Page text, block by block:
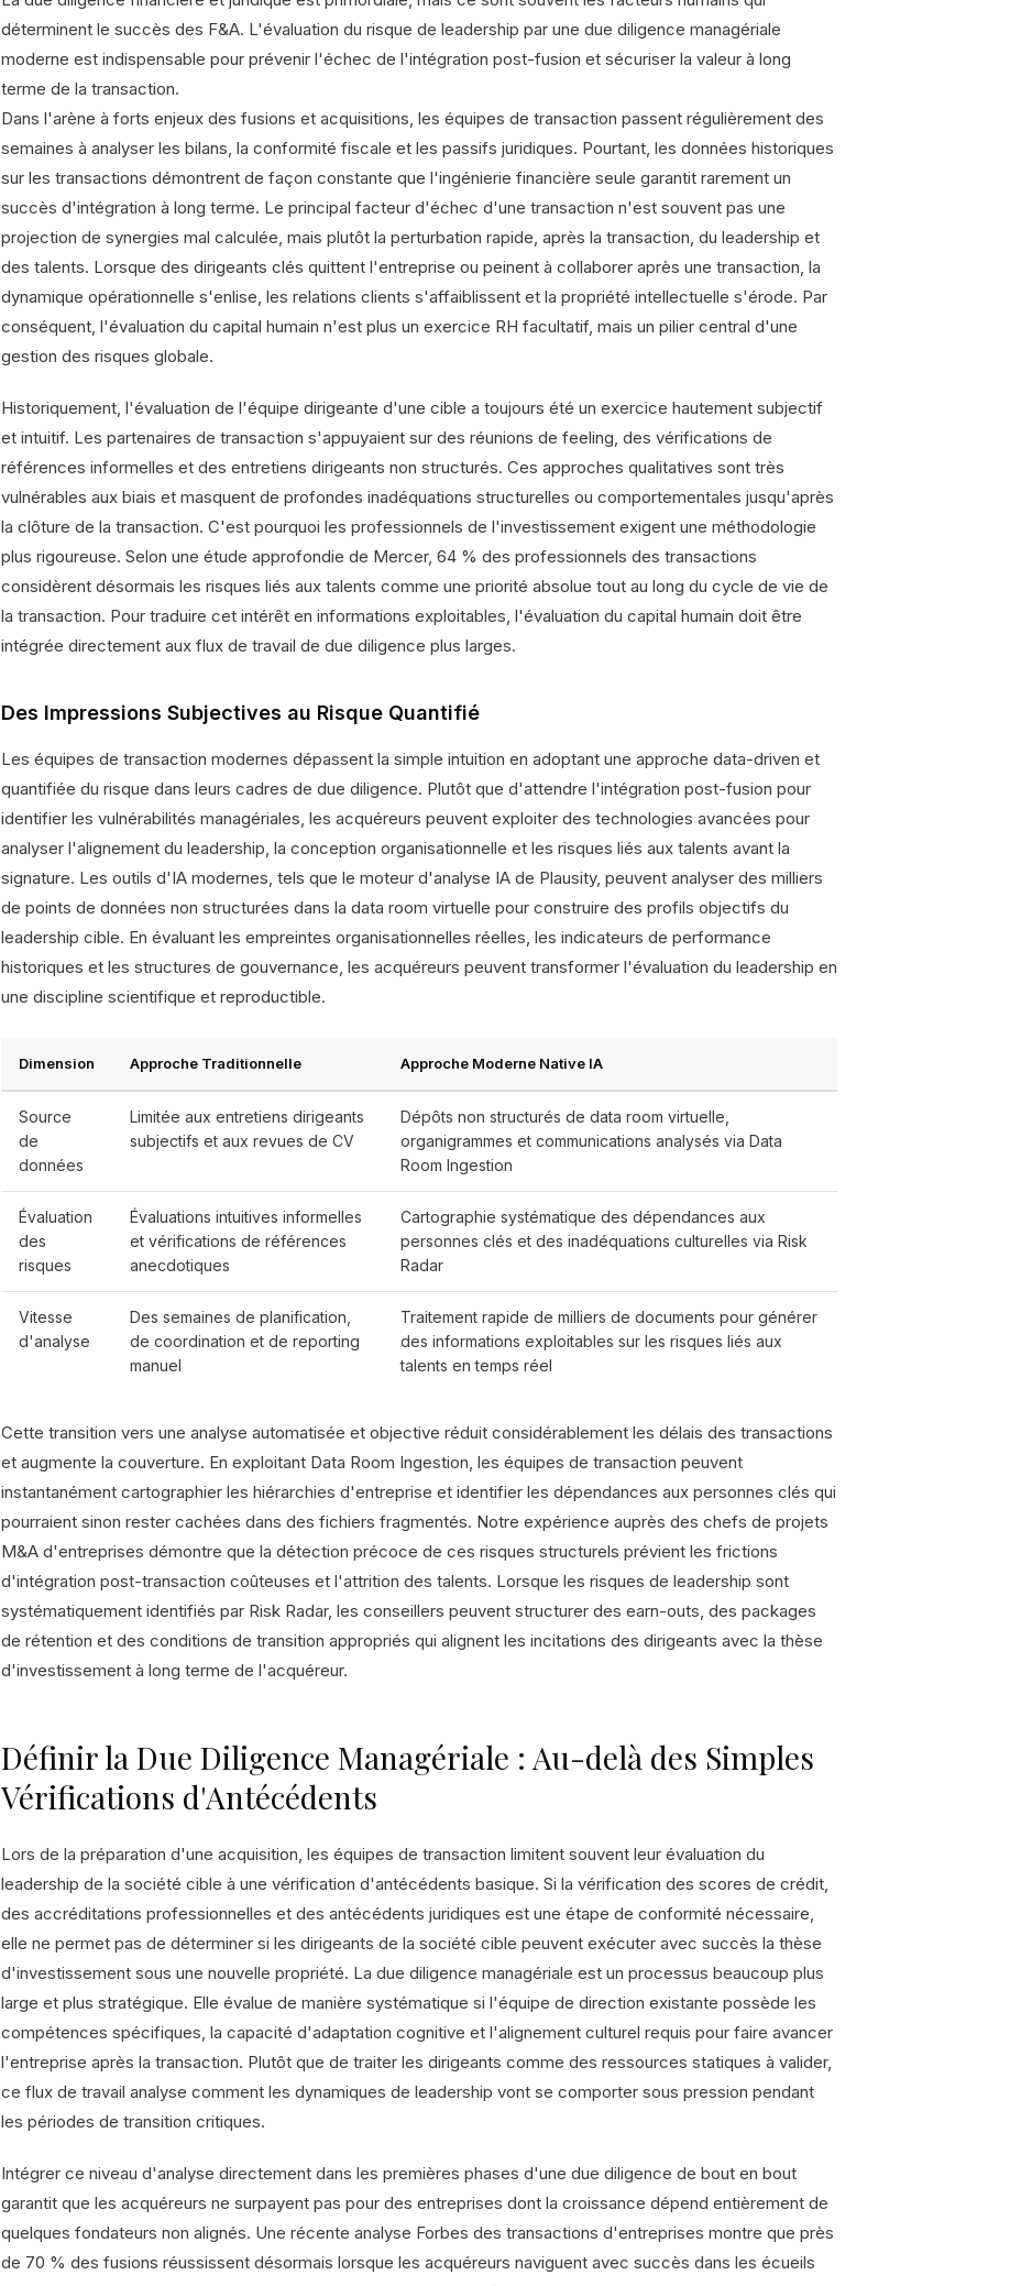
déterminent le succès des F&A. L'évaluation du risque de leadership par une due diligence managériale
moderne est indispensable pour prévenir l'échec de l'intégration post-fusion et sécuriser la valeur à long
terme de la transaction.
Dans l'arène à forts enjeux des fusions et acquisitions, les équipes de transaction passent régulièrement des
semaines à analyser les bilans, la conformité fiscale et les passifs juridiques. Pourtant, les données historiques
sur les transactions démontrent de façon constante que l'ingénierie financière seule garantit rarement un
succès d'intégration à long terme. Le principal facteur d'échec d'une transaction n'est souvent pas une
projection de synergies mal calculée, mais plutôt la perturbation rapide, après la transaction, du leadership et
des talents. Lorsque des dirigeants clés quittent l'entreprise ou peinent à collaborer après une transaction, la
dynamique opérationnelle s'enlise, les relations clients s'affaiblissent et la propriété intellectuelle s'érode. Par
conséquent, l'évaluation du capital humain n'est plus un exercice RH facultatif, mais un pilier central d'une
gestion des risques globale.
Historiquement, l'évaluation de l'équipe dirigeante d'une cible a toujours été un exercice hautement subjectif
et intuitif. Les partenaires de transaction s'appuyaient sur des réunions de feeling, des vérifications de
références informelles et des entretiens dirigeants non structurés. Ces approches qualitatives sont très
vulnérables aux biais et masquent de profondes inadéquations structurelles ou comportementales jusqu'après
la clôture de la transaction. C'est pourquoi les professionnels de l'investissement exigent une méthodologie
plus rigoureuse. Selon une étude approfondie de Mercer, 64 % des professionnels des transactions
considèrent désormais les risques liés aux talents comme une priorité absolue tout au long du cycle de vie de
la transaction. Pour traduire cet intérêt en informations exploitables, l'évaluation du capital humain doit être
intégrée directement aux flux de travail de due diligence plus larges.
Des Impressions Subjectives au Risque Quantifié
Les équipes de transaction modernes dépassent la simple intuition en adoptant une approche data-driven et
quantifiée du risque dans leurs cadres de due diligence. Plutôt que d'attendre l'intégration post-fusion pour
identifier les vulnérabilités managériales, les acquéreurs peuvent exploiter des technologies avancées pour
analyser l'alignement du leadership, la conception organisationnelle et les risques liés aux talents avant la
signature. Les outils d'IA modernes, tels que le moteur d'analyse IA de Plausity, peuvent analyser des milliers
de points de données non structurées dans la data room virtuelle pour construire des profils objectifs du
leadership cible. En évaluant les empreintes organisationnelles réelles, les indicateurs de performance
historiques et les structures de gouvernance, les acquéreurs peuvent transformer l'évaluation du leadership en
une discipline scientifique et reproductible.
Dimension Approche Traditionnelle Approche Moderne Native IA
Source
de
données
Limitée aux entretiens dirigeants
subjectifs et aux revues de CV
Dépôts non structurés de data room virtuelle,
organigrammes et communications analysés via Data
Room Ingestion
Évaluation
des
risques
Évaluations intuitives informelles
et vérifications de références
anecdotiques
Cartographie systématique des dépendances aux
personnes clés et des inadéquations culturelles via Risk
Radar
Vitesse
d'analyse
Des semaines de planification,
de coordination et de reporting
manuel
Traitement rapide de milliers de documents pour générer
des informations exploitables sur les risques liés aux
talents en temps réel
Cette transition vers une analyse automatisée et objective réduit considérablement les délais des transactions
et augmente la couverture. En exploitant Data Room Ingestion, les équipes de transaction peuvent
instantanément cartographier les hiérarchies d'entreprise et identifier les dépendances aux personnes clés qui
pourraient sinon rester cachées dans des fichiers fragmentés. Notre expérience auprès des chefs de projets
M&A d'entreprises démontre que la détection précoce de ces risques structurels prévient les frictions
d'intégration post-transaction coûteuses et l'attrition des talents. Lorsque les risques de leadership sont
systématiquement identifiés par Risk Radar, les conseillers peuvent structurer des earn-outs, des packages
de rétention et des conditions de transition appropriés qui alignent les incitations des dirigeants avec la thèse
d'investissement à long terme de l'acquéreur.
Définir la Due Diligence Managériale : Au-delà des Simples
Vérifications d'Antécédents
Lors de la préparation d'une acquisition, les équipes de transaction limitent souvent leur évaluation du
leadership de la société cible à une vérification d'antécédents basique. Si la vérification des scores de crédit,
des accréditations professionnelles et des antécédents juridiques est une étape de conformité nécessaire,
elle ne permet pas de déterminer si les dirigeants de la société cible peuvent exécuter avec succès la thèse
d'investissement sous une nouvelle propriété. La due diligence managériale est un processus beaucoup plus
large et plus stratégique. Elle évalue de manière systématique si l'équipe de direction existante possède les
compétences spécifiques, la capacité d'adaptation cognitive et l'alignement culturel requis pour faire avancer
l'entreprise après la transaction. Plutôt que de traiter les dirigeants comme des ressources statiques à valider,
ce flux de travail analyse comment les dynamiques de leadership vont se comporter sous pression pendant
les périodes de transition critiques.
Intégrer ce niveau d'analyse directement dans les premières phases d'une due diligence de bout en bout
garantit que les acquéreurs ne surpayent pas pour des entreprises dont la croissance dépend entièrement de
quelques fondateurs non alignés. Une récente analyse Forbes des transactions d'entreprises montre que près
de 70 % des fusions réussissent désormais lorsque les acquéreurs naviguent avec succès dans les écueils